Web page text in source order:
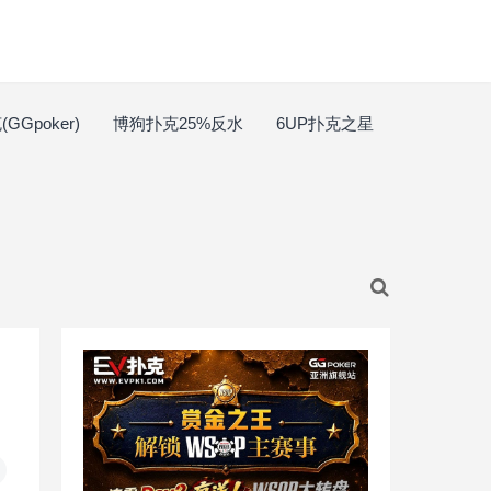
博狗扑克25%反水 6UP扑克之星